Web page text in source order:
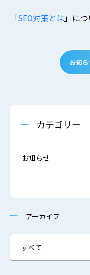
「SEO対策とは」につ
お知
カテゴリー
お知らせ
アーカイブ